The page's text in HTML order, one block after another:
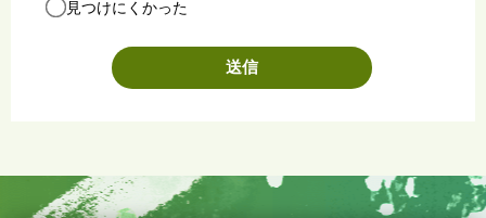
見つけにくかった